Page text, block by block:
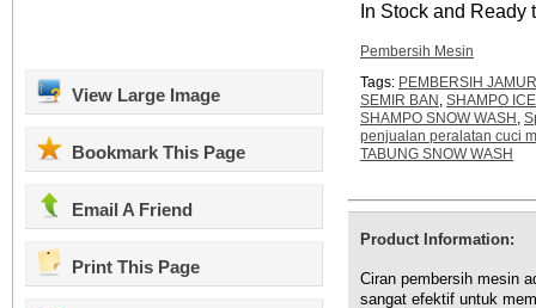
View Large Image
Bookmark This Page
Email A Friend
Print This Page
In Stock and Ready
Pembersih Mesin
Tags: PEMBERSIH
SEMIR BAN , SHAMPO
SHAMPO SNOW WASH ,
penjualan peralatan cuci
TABUNG SNOW WASH
Product Information:
Ciran pembersih mesin
sangat efektif untuk